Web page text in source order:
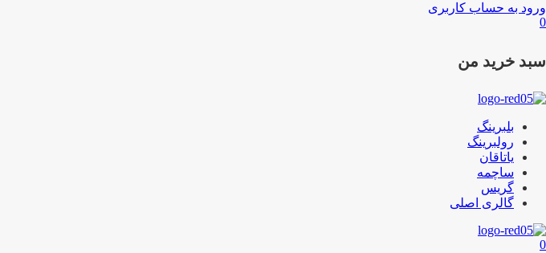
ورود به حساب کاربری
0
سبد خرید من
بلبرینگ
رولبرینگ
یاتاقان
ساچمه
گریس
گالری اصلی
0